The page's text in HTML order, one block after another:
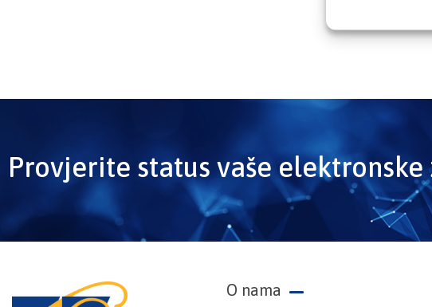
Provjerite status vaše
O nama